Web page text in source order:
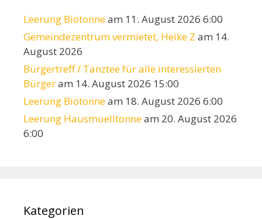
Leerung Biotonneam 11. August 2026 6:00
Gemeindezentrum vermietet, Heike Z am 14.
August 2026
Bürgertreff / Tanztee für alle interessierten
Bürgeram 14. August 2026 15:00
Leerung Biotonneam 18. August 2026 6:00
Leerung Hausmuelltonneam 20. August 2026
6:00
Kategorien